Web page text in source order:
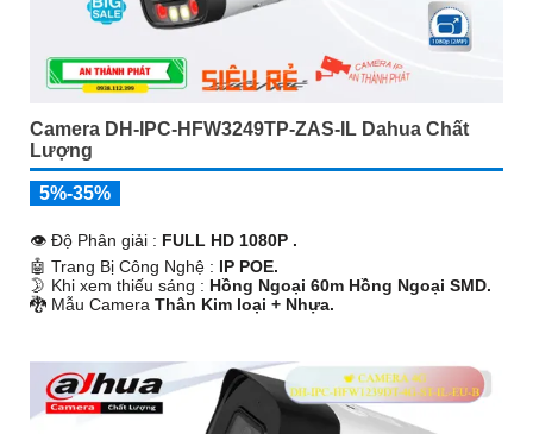
Camera DH-IPC-HFW3249TP-ZAS-IL Dahua Chất
Lượng
5%-35%
👁 Độ Phân giải : FULL HD 1080P .
🤖️ Trang Bị Công Nghệ : IP POE.
🌛 Khi xem thiếu sáng : Hồng Ngoại 60m Hồng Ngoại SMD.
🐉️ Mẫu Camera Thân Kim loại + Nhựa.